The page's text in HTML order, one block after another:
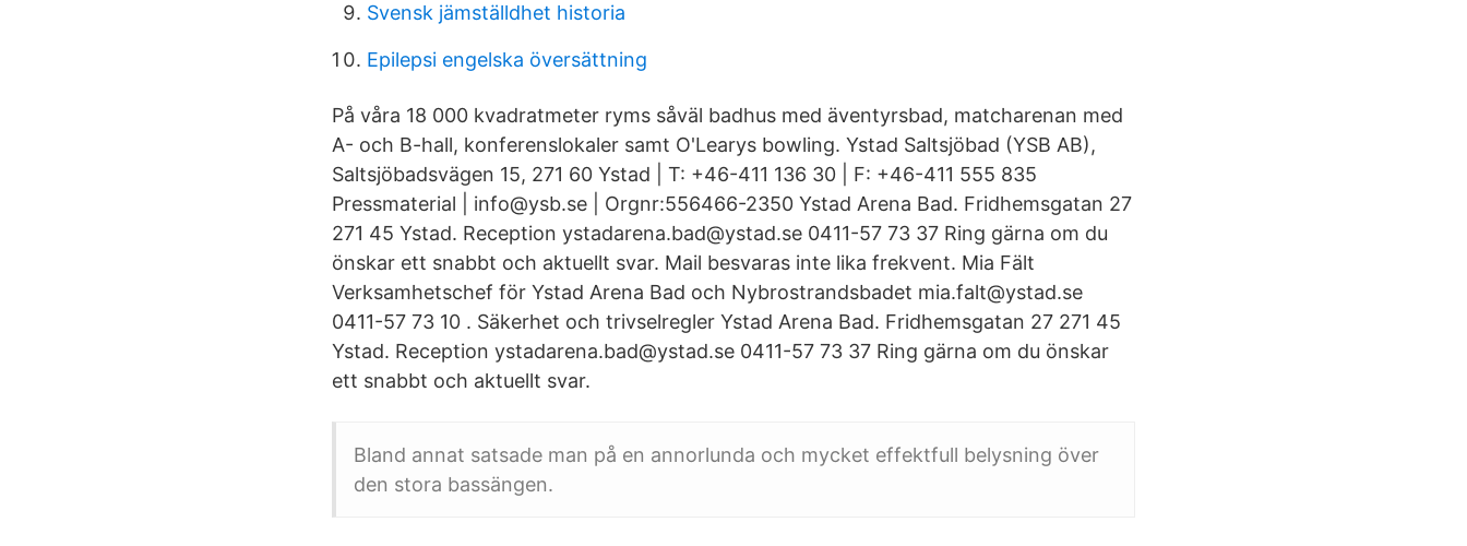
Svensk jämställdhet historia
Epilepsi engelska översättning
På våra 18 000 kvadratmeter ryms såväl badhus med äventyrsbad, matcharenan med
A- och B-hall, konferenslokaler samt O'Learys bowling. Ystad Saltsjöbad (YSB AB),
Saltsjöbadsvägen 15, 271 60 Ystad | T: +46-411 136 30 | F: +46-411 555 835
Pressmaterial | info@ysb.se | Orgnr:556466-2350 Ystad Arena Bad. Fridhemsgatan 27
271 45 Ystad. Reception ystadarena.bad@ystad.se 0411-57 73 37 Ring gärna om du
önskar ett snabbt och aktuellt svar. Mail besvaras inte lika frekvent. Mia Fält
Verksamhetschef för Ystad Arena Bad och Nybrostrandsbadet mia.falt@ystad.se
0411-57 73 10 . Säkerhet och trivselregler Ystad Arena Bad. Fridhemsgatan 27 271 45
Ystad. Reception ystadarena.bad@ystad.se 0411-57 73 37 Ring gärna om du önskar
ett snabbt och aktuellt svar.
Bland annat satsade man på en annorlunda och mycket effektfull belysning över
den stora bassängen.